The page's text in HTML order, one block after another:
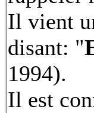
Il vient
disant: "
1994).
Il est